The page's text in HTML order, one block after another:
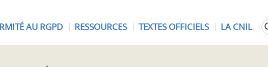
AU RGPD RESSOURCES TEXTES OFFICIELS LA CNIL